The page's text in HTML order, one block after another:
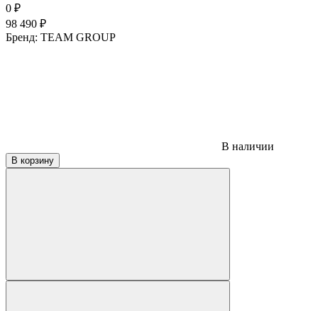
0 ₽
98 490 ₽
Бренд: TEAM GROUP
В наличии
В корзину